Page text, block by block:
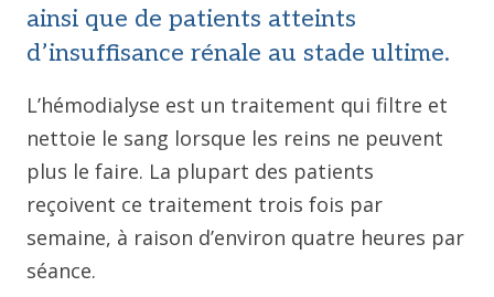
ainsi que de patients atteints
d’insuffisance rénale au stade ultime.
L’hémodialyse est un traitement qui filtre et
nettoie le sang lorsque les reins ne peuvent
plus le faire. La plupart des patients
reçoivent ce traitement trois fois par
semaine, à raison d’environ quatre heures par
séance.